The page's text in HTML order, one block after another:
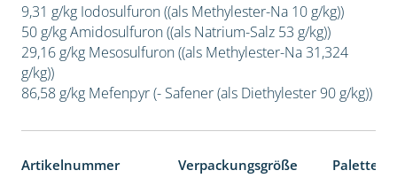
9,31 g/kg Iodosulfuron ((als Methylester-Na 10 g/kg))
50 g/kg Amidosulfuron ((als Natrium-Salz 53 g/kg))
29,16 g/kg Mesosulfuron ((als Methylester-Na 31,324
g/kg))
86,58 g/kg Mefenpyr (- Safener (als Diethylester 90 g/kg))
Artikelnummer Verpackungsgröße